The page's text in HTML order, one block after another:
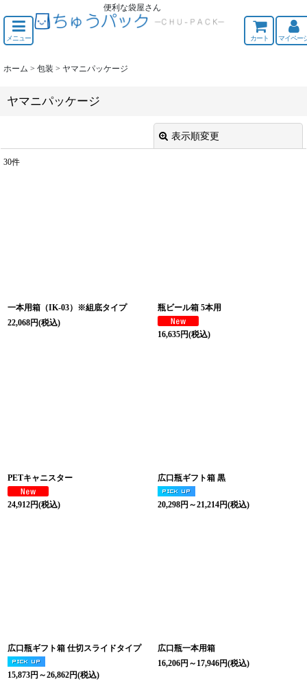
便利な袋屋さん
メニュー カート マイペー
ホーム > 包装 > ヤマニパッケージ
ヤマニパッケージ
表示順変更
30件
一本用箱（IK-03）※組底タイプ
22,068円(税込)
瓶ビール箱 5本用
16,635円(税込)
PETキャニスター
24,912円(税込)
広口瓶ギフト箱 黒
20,298円 ～21,214円(税込)
広口瓶ギフト箱 仕切スライドタイプ
15,873円 ～26,862円(税込)
広口瓶一本用箱
16,206円 ～17,946円(税込)